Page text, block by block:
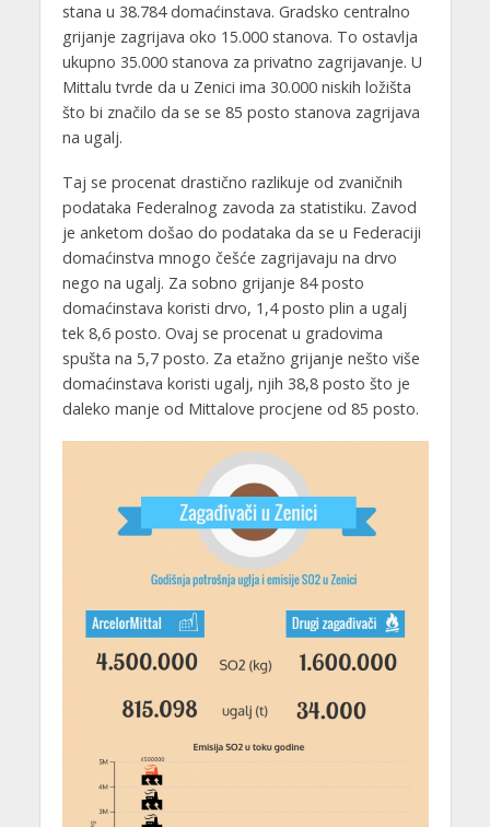
stana u 38.784 domaćinstava. Gradsko centralno
grijanje zagrijava oko 15.000 stanova. To ostavlja
ukupno 35.000 stanova za privatno zagrijavanje. U
Mittalu tvrde da u Zenici ima 30.000 niskih ložišta
što bi značilo da se se 85 posto stanova zagrijava
na ugalj.
Taj se procenat drastično razlikuje od zvaničnih
podataka Federalnog zavoda za statistiku. Zavod
je anketom došao do podataka da se u Federaciji
domaćinstva mnogo češće zagrijavaju na drvo
nego na ugalj. Za sobno grijanje 84 posto
domaćinstava koristi drvo, 1,4 posto plin a ugalj
tek 8,6 posto. Ovaj se procenat u gradovima
spušta na 5,7 posto. Za etažno grijanje nešto više
domaćinstava koristi ugalj, njih 38,8 posto što je
daleko manje od Mittalove procjene od 85 posto.